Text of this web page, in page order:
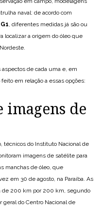
naval: de acordo com
G1, diferentes medidas já são ou
localizar a origem do óleo que
aspectos de cada uma e, em
em relação a essas opções:
imagens de
técnicos do Instituto Nacional de
imagens de satélite para
manchas de óleo, que
em 30 de agosto, na Paraíba. As
de 200 km por 200 km, segundo
geral do Centro Nacional de